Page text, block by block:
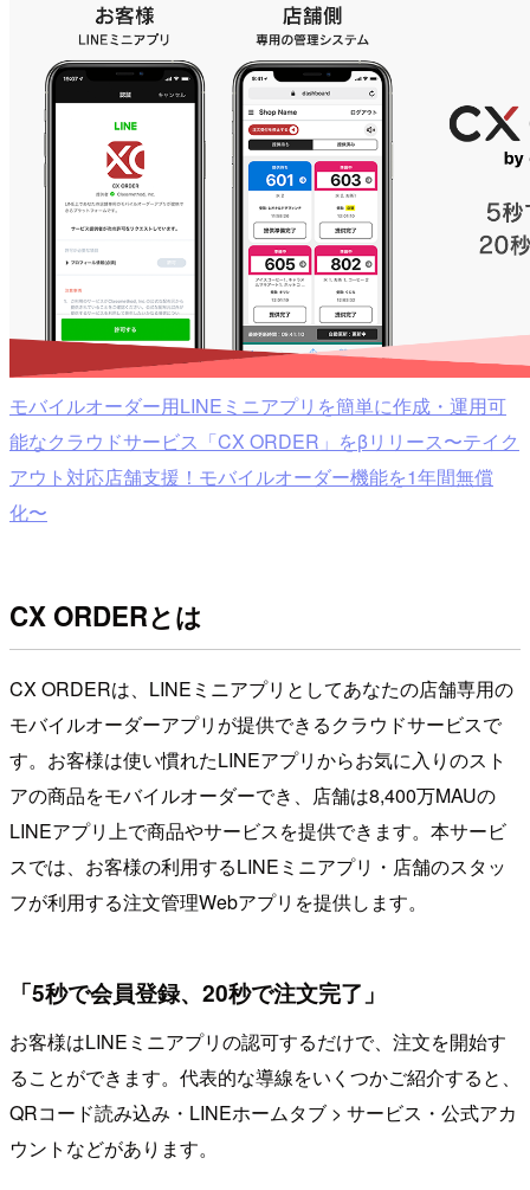
モバイルオーダー用LINEミニアプリを簡単に作成・運用可
能なクラウドサービス「CX ORDER」をβリリース〜テイク
アウト対応店舗支援！モバイルオーダー機能を1年間無償
化〜
CX ORDERとは
CX ORDERは、LINEミニアプリとしてあなたの店舗専用の
モバイルオーダーアプリが提供できるクラウドサービスで
す。お客様は使い慣れたLINEアプリからお気に入りのスト
アの商品をモバイルオーダーでき、店舗は8,400万MAUの
LINEアプリ上で商品やサービスを提供できます。本サービ
スでは、お客様の利用するLINEミニアプリ・店舗のスタッ
フが利用する注文管理Webアプリを提供します。
「5秒で会員登録、20秒で注文完了」
お客様はLINEミニアプリの認可するだけで、注文を開始す
ることができます。代表的な導線をいくつかご紹介すると、
QRコード読み込み・LINEホームタブ > サービス・公式アカ
ウントなどがあります。